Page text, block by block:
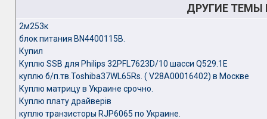
ДРУГИЕ ТЕМЫ
2м253к
блок питания BN4400115B.
Купил
Куплю SSB для Philips 32PFL7623D/10 шасси Q529.1E
куплю б/п.тв.Toshiba37WL65Rs. ( V28A00016402) в Москве
Куплю матрицу в Украине срочно.
Куплю плату драйверів
куплю транзисторы RJP6065 по Украине.